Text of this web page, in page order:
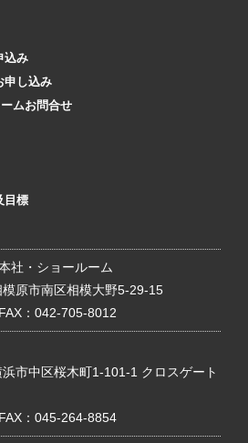
込み
申し込み
ムお問合せ
目標
社・ショールーム
原市南区相模大野5-29-15
：042-705-8012
市中区桜木町1-101-1 クロスゲート
：045-264-8854